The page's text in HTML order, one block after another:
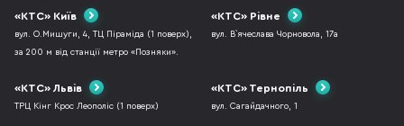
«КТС» Київ
вул. О.Мишуги, 4, ТЦ Піраміда (1 поверх),
за 200 м від станції метро «Позняки».
«КТС» Рівне
вул. В`ячеслава Чорновола, 17а
«КТС» Львів
ТРЦ Кінг Крос Леополіс (1 поверх)
«КТС» Тернопіль
вул. Сагайдачного, 1